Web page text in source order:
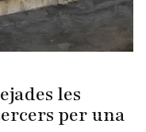
les
per una